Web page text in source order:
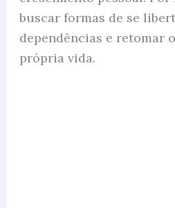
buscar formas de se
dependências e retomar
própria vida.